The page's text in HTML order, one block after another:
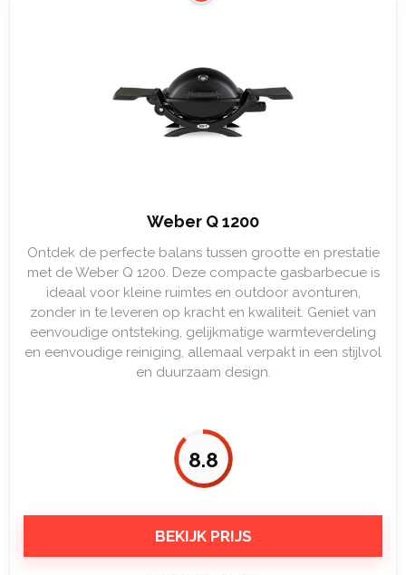
Weber Q 1200
Ontdek de perfecte balans tussen grootte en prestatie
met de Weber Q 1200. Deze compacte gasbarbecue is
ideaal voor kleine ruimtes en outdoor avonturen,
zonder in te leveren op kracht en kwaliteit. Geniet van
eenvoudige ontsteking, gelijkmatige warmteverdeling
en eenvoudige reiniging, allemaal verpakt in een stijlvol
en duurzaam design.
8.8
BEKIJK PRIJS